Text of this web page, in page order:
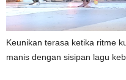
Keunikan terasa ketika ritme
manis dengan sisipan lagu